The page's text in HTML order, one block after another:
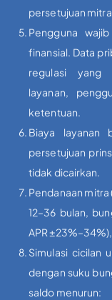
persetujuan
Pengguna
finansial. Data
regulasi yang
layanan,
ketentuan.
Biaya layanan
persetujuan
tidak dicairkan.
Pendanaan
12–36 bulan,
APR
Simulasi cicilan
dengan suku
saldo menurun: